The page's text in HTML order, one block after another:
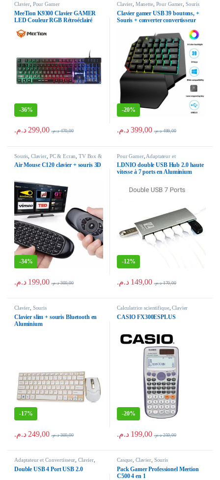
Clavier Pour Gamer
MeeTion K9300 Clavier GAMER
LED Couleur RGB Rétroéclairé
-36%
299,00 د.م. 470,00 د.م.
Clavier Manette, Pour Gamer Souris
Clavier gamer USB 39 boutons, +
Souris + converter convertisseur
LED rétro-éclairé
-20%
399,00 د.م. 499,00 د.م.
Souris Clavier, PC & Ecran ,TV Box &
Recepteur
Air Mouse C120 clavier + souris 3D
-34%
199,00 د.م. 300,00 د.م.
Pour Gamer, Adaptateur et
Convertisseur , Cable,Chargeur , Clavier
Clé USB,Manette ,Souris
LDNIO double USB Hub 2.0 haute
vitesse à 7 ports en Aluminium
-12%
149,00 د.م. 170,00 د.م.
Clavier Souris
Clavier slim + souris Bluetooth en
Aluminium
-17%
249,00 د.م. 300,00 د.م.
Calculatrice scientifique,Clavier
CASIO FX300ESPLUS
-20%
199,00 د.م. 250,00 د.م.
Adaptateur et Convertisseur Clavier
Double USB 4 Port USB 2.0
Casque Clavier, Souris
Pack Gamer Professionel Meetion
C500 4 en 1